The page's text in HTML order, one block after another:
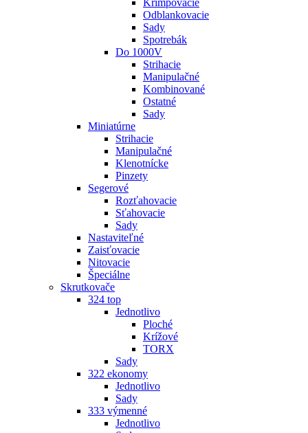
Krimpovacie
Odblankovacie
Sady
Spotrebák
Do 1000V
Strihacie
Manipulačné
Kombinované
Ostatné
Sady
Miniatúrne
Strihacie
Manipulačné
Klenotnícke
Pinzety
Segerové
Rozťahovacie
Sťahovacie
Sady
Nastaviteľné
Zaisťovacie
Nitovacie
Špeciálne
Skrutkovače
324 top
Jednotlivo
Ploché
Krížové
TORX
Sady
322 ekonomy
Jednotlivo
Sady
333 výmenné
Jednotlivo